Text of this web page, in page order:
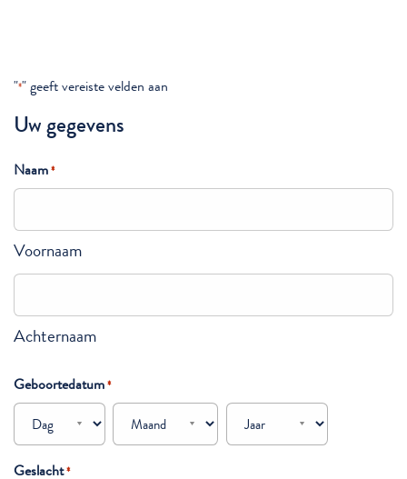
"*" geeft vereiste velden aan
Uw gegevens
Naam*
Voornaam
Achternaam
Geboortedatum*
Dag Maand Jaar
Geslacht*